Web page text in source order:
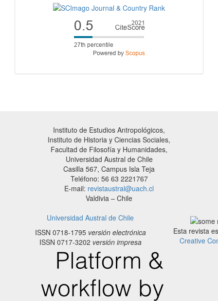
Instituto de Estudios Antropológicos,
Instituto de Historia y Ciencias Sociales,
Facultad de Filosofía y Humanidades,
Universidad Austral de Chile
Casilla 567, Campus Isla Teja
Teléfono: 56 63 2221767
E-mail: revistaustral@uach.cl
Valdivia – Chile
Universidad Austral de Chile
ISSN 0718-1795versión electrónica
ISSN 0717-3202 versión impresa
Esta revista
Creative